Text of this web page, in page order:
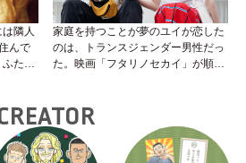
隣人
んで
たり
家庭を持つことが夢のユイが恋した
のは、トランスジェンダー男性だっ
た。映画「フタリノセカイ」が順次